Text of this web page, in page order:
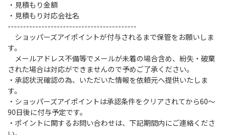
・見積もり金額
・見積もり対応会社名
------------------------------------------
ショッパーズアイポイントが付与されるまで保管をお願いしま
す。
メールアドレス不備等でメールが未着の場合含め、紛失・破棄
された場合は対応ができませんので予めご了承ください。
・承認状況確認の為、いただいた情報を依頼元へ提供いたしま
す。
・ショッパーズアイポイントは承認条件をクリアされてから60～
90日後に付与予定です。
・ポイントに関するお問い合わせは、下記期間内にご連絡くださ